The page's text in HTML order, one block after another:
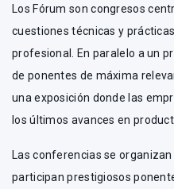
Los Fórum son congresos
cuestiones técnicas y
profesional. En paralelo a un
de ponentes de máxima
una exposición donde las
los últimos avances en
Las conferencias se
participan prestigiosos